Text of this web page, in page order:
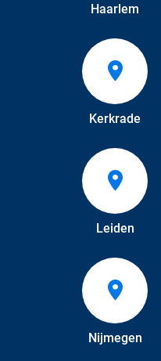
Haarlem
Kerkrade
Leiden
Nijmegen